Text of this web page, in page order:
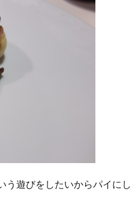
う遊びをしたいからパイにし